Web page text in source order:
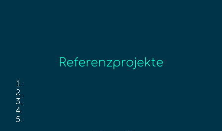
Referenzprojekte